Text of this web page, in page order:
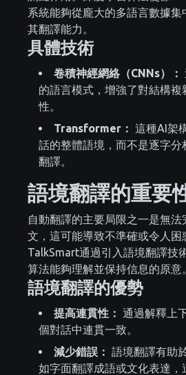
系統能夠從龐大的多語言數據
其翻譯能力。
具體技術
卷積神經網絡（CNNs）：
的語言模式，增強了對結構複
性。
Transformer： 這種AI架
話的整體語境，而不是逐字分
翻譯。
語境翻譯的重要
自動翻譯的主要局限之一是無
文，這可能導致不準確或令人困
TalkSmart通過引入語境翻譯技
算法能夠理解並保持信息的原意。
語境翻譯的優勢
提高連貫性： 通過解釋上
個對話中連貫一致。
減少錯誤： 語境翻譯有助
如字面翻譯成語或文化表達，